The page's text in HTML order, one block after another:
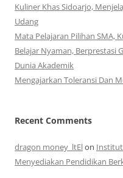
Kuliner Khas Sidoarjo,
Udang
Mata Pelajaran Pilihan SMA,
Belajar Nyaman, Berprestasi
Dunia Akademik
Mengajarkan Toleransi Dan
Recent Comments
dragon money_ltElon
Menyediakan Pendidikan